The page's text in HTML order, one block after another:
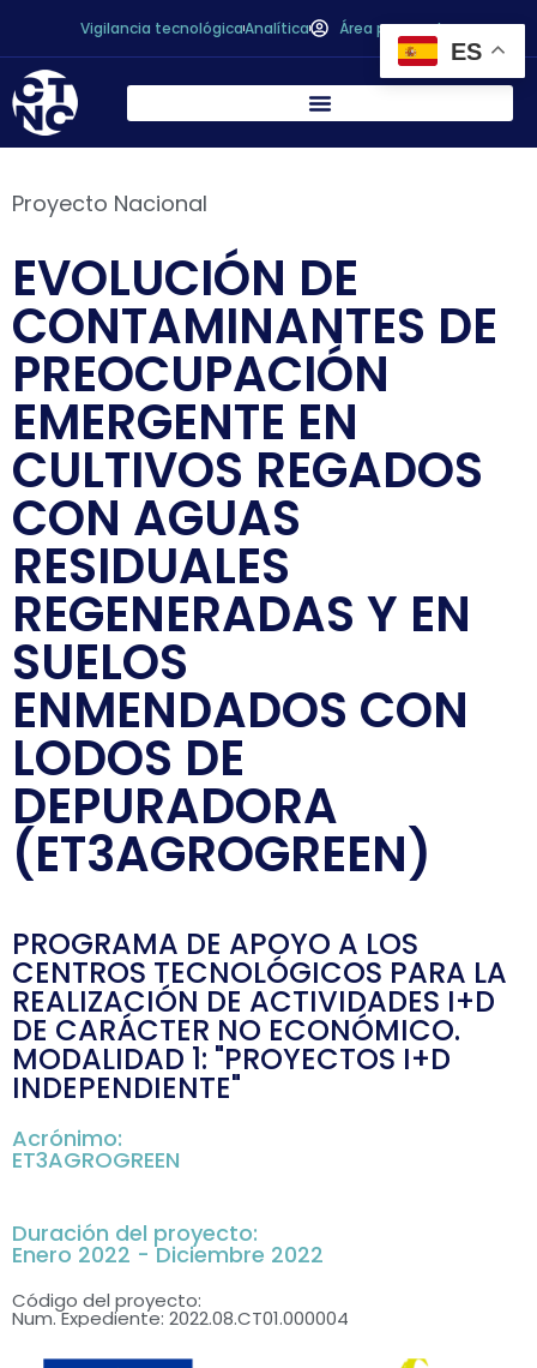
Vigilancia tecnológicaAnalítica Área personal
Proyecto Nacional
EVOLUCIÓN DE
CONTAMINANTES DE
PREOCUPACIÓN
EMERGENTE EN
CULTIVOS REGADOS
CON AGUAS
RESIDUALES
REGENERADAS Y EN
SUELOS
ENMENDADOS CON
LODOS DE
DEPURADORA
(ET3AGROGREEN)
PROGRAMA DE APOYO A LOS
CENTROS TECNOLÓGICOS PARA LA
REALIZACIÓN DE ACTIVIDADES I+D
DE CARÁCTER NO ECONÓMICO.
MODALIDAD 1: "PROYECTOS I+D
INDEPENDIENTE"
Acrónimo:
ET3AGROGREEN
Duración del proyecto:
Enero 2022 - Diciembre 2022
Código del proyecto:
Num. Expediente: 2022.08.CT01.000004
ES